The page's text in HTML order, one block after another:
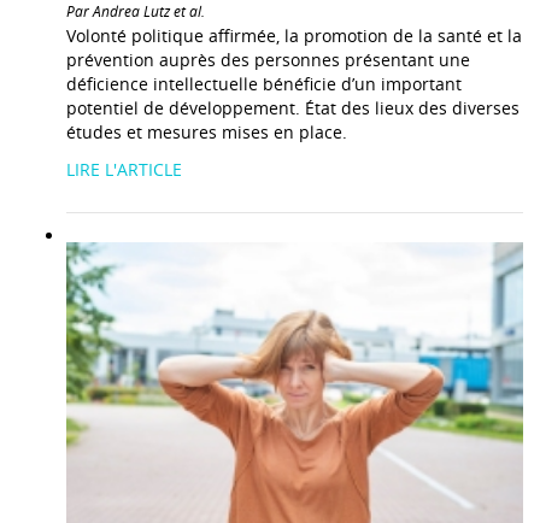
Par Andrea Lutz et al.
Volonté politique affirmée, la promotion de la santé et la
prévention auprès des personnes présentant une
déficience intellectuelle bénéficie d’un important
potentiel de développement. État des lieux des diverses
études et mesures mises en place.
LIRE L'ARTICLE